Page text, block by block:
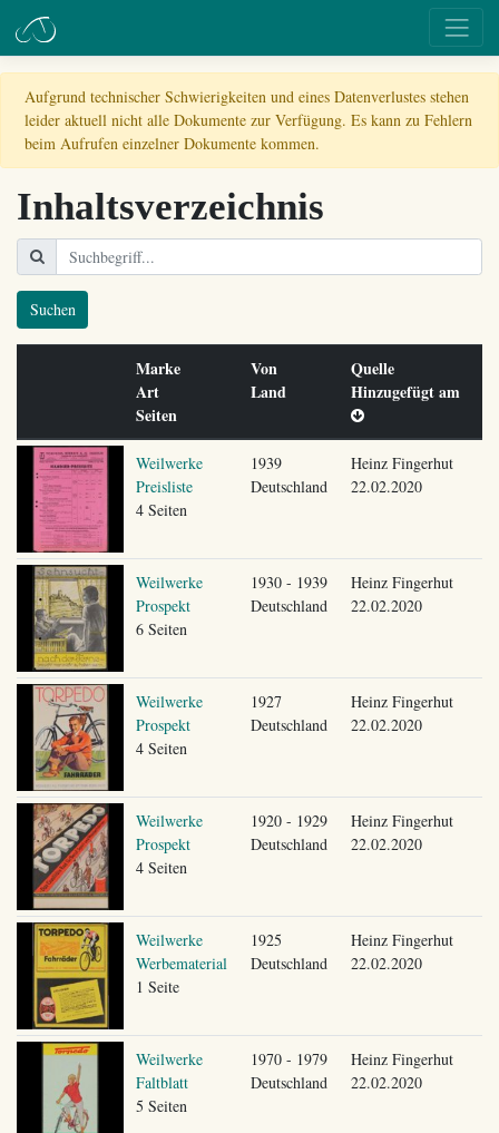
Aufgrund technischer Schwierigkeiten und eines Datenverlustes stehen
leider aktuell nicht alle Dokumente zur Verfügung. Es kann zu Fehlern
beim Aufrufen einzelner Dokumente kommen.
Inhaltsverzeichnis
Suchen
Marke
Art
Seiten
Von
Land
Quelle
Hinzugefügt am
Weilwerke
Preisliste
4 Seiten
1939
Deutschland
Heinz Fingerhut
22.02.2020
Weilwerke
Prospekt
6 Seiten
1930 - 1939
Deutschland
Heinz Fingerhut
22.02.2020
Weilwerke
Prospekt
4 Seiten
1927
Deutschland
Heinz Fingerhut
22.02.2020
Weilwerke
Prospekt
4 Seiten
1920 - 1929
Deutschland
Heinz Fingerhut
22.02.2020
Weilwerke
Werbematerial
1 Seite
1925
Deutschland
Heinz Fingerhut
22.02.2020
Weilwerke
Faltblatt
5 Seiten
1970 - 1979
Deutschland
Heinz Fingerhut
22.02.2020